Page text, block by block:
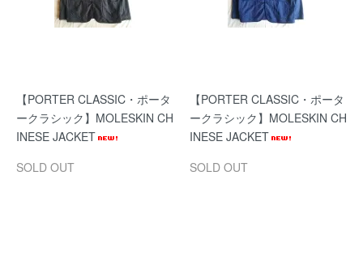
【PORTER CLASSIC・ポータ
ークラシック】MOLESKIN CH
INESE JACKET
SOLD OUT
【PORTER CLASSIC・ポータ
ークラシック】MOLESKIN CH
INESE JACKET
SOLD OUT